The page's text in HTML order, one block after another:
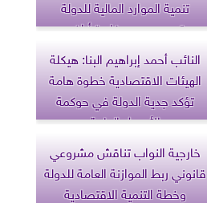
تنمية الموارد المالية للدولة
وتوحيد رسم مغادرة أراضي
النائب أحمد إبراهيم البنا: هيكلة
الهيئات الاقتصادية خطوة هامة
تؤكد جدية الدولة في حوكمة
الأصول العامة
خارجية النواب تناقش مشروعي
قانوني ربط الموازنة العامة للدولة
وخطة التنمية الاقتصادية